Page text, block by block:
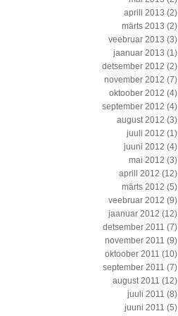
aprill 2013 (2)
märts 2013 (2)
veebruar 2013 (3)
jaanuar 2013 (1)
detsember 2012 (2)
november 2012 (7)
oktoober 2012 (4)
september 2012 (4)
august 2012 (3)
juuli 2012 (1)
juuni 2012 (4)
mai 2012 (3)
aprill 2012 (12)
märts 2012 (5)
veebruar 2012 (9)
jaanuar 2012 (12)
detsember 2011 (7)
november 2011 (9)
oktoober 2011 (10)
september 2011 (7)
august 2011 (12)
juuli 2011 (8)
juuni 2011 (5)